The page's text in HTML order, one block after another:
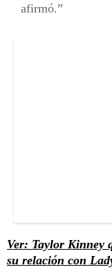
afirmó.
Ver: Taylor Kinney
su relación con